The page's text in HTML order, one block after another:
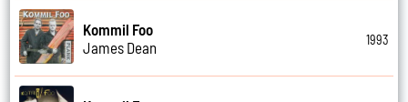
Kommil Foo
James Dean
1993